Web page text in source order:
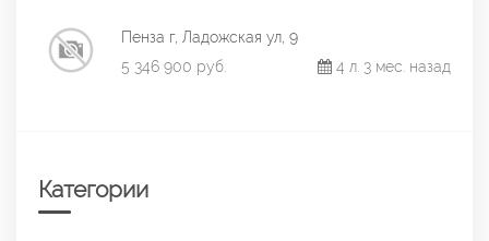
Пенза г, Ладожская ул, 9
5 346 900 руб.
4 л. 3 мес. назад
Категории